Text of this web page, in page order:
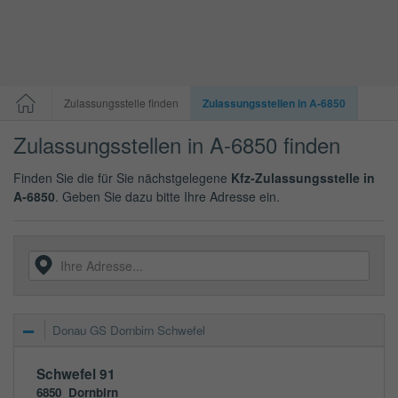
Zulassungsstelle finden Zulassungsstellen in A-6850
Zulassungsstellen in A-6850 finden
Finden Sie die für Sie nächstgelegene Kfz-Zulassungsstelle in
A-6850. Geben Sie dazu bitte Ihre Adresse ein.
Donau GS Dornbirn Schwefel
Schwefel 91
6850 Dornbirn